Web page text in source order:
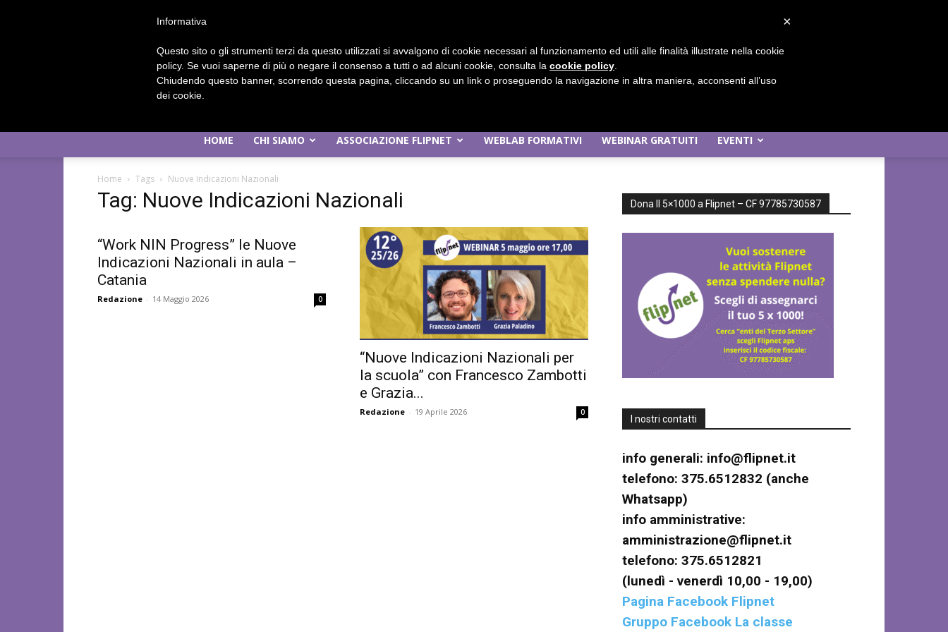
Eventi
HOME CHI SIAMO ASSOCIAZIONE FLIPNET WEBLAB FORMATIVI WEBINAR GRATUITI EVENTI
Home Tags Nuove Indicazioni Nazionali
Tag: Nuove Indicazioni Nazionali
“Work NIN Progress” le Nuove
Indicazioni Nazionali in aula –
Catania
Redazione - 14 Maggio 2026 0
“Nuove Indicazioni Nazionali per
la scuola” con Francesco Zambotti
e Grazia...
Redazione - 19 Aprile 2026 0
Dona Il 5×1000 a Flipnet – CF 97785730587
I nostri contatti
info generali: info@flipnet.it
telefono: 375.6512832 (anche
Whatsapp)
info amministrative:
amministrazione@flipnet.it
telefono: 375.6512821
(lunedì - venerdì 10,00 - 19,00)
Pagina Facebook Flipnet
Gruppo Facebook La classe
×
Informativa
Questo sito o gli strumenti terzi da questo utilizzati si avvalgono di cookie necessari al funzionamento ed utili alle finalità illustrate nella cookie
policy. Se vuoi saperne di più o negare il consenso a tutti o ad alcuni cookie, consulta la cookie policy
Chiudendo questo banner, scorrendo questa pagina, cliccando su un link o proseguendo la navigazione in altra maniera, acconsenti all’uso
dei cookie.